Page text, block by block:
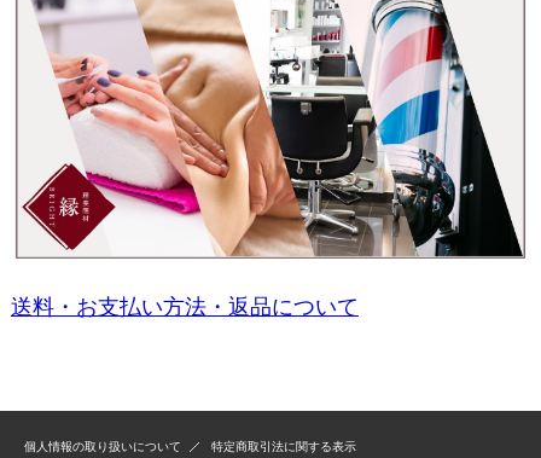
送料・お支払い方法・返品について
個人情報の取り扱いについて 特定商取引法に関する表示